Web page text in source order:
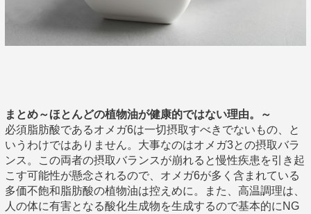
まとめ～ほとんどの植物油が健康的ではない理由。～
必須脂肪酸であるオメガ6は一切摂取すべきでないもの、と
いうわけではありません。大事なのはオメガ3との摂取バラ
ンス。この両者の摂取バランスが崩れると慢性疾患を引き起
こす可能性が懸念されるので、オメガ6が多く含まれている
多価不飽和脂肪酸の植物油は控えめに。また、高温調理は、
人の体に有害となる酸化生成物を生成するので基本的にNG